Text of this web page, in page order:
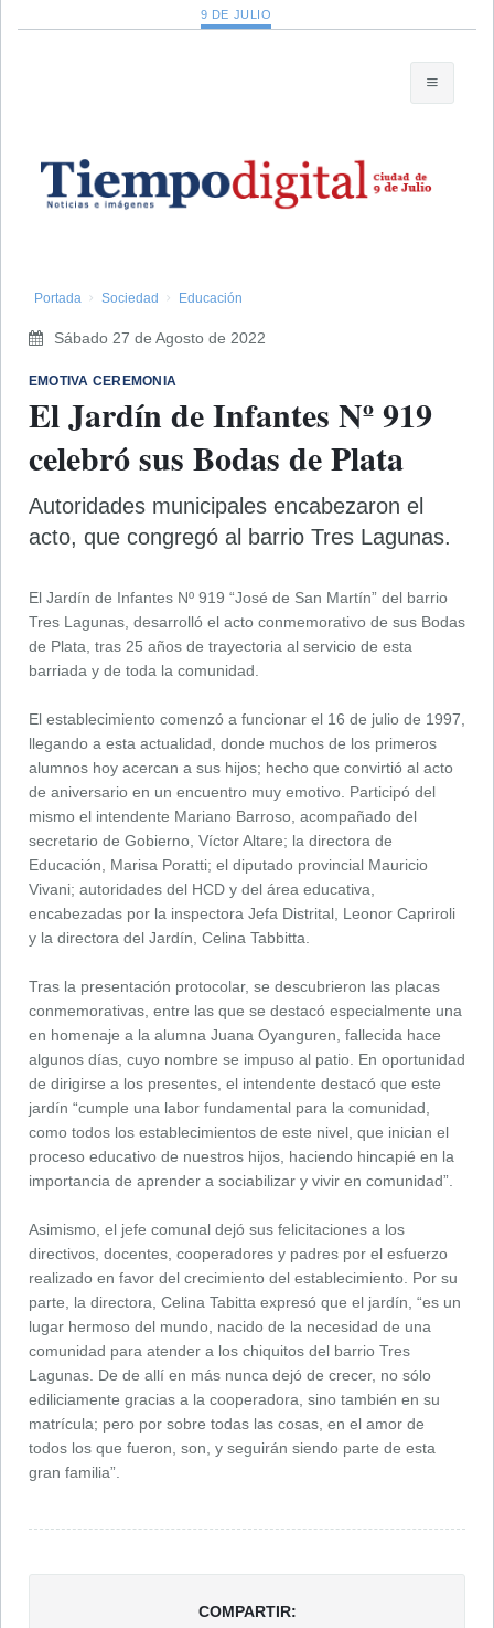
9 DE JULIO
Portada Sociedad Educación
Sábado 27 de Agosto de 2022
EMOTIVA CEREMONIA
El Jardín de Infantes Nº 919
celebró sus Bodas de Plata
Autoridades municipales encabezaron el
acto, que congregó al barrio Tres Lagunas.
El Jardín de Infantes Nº 919 “José de San Martín” del barrio
Tres Lagunas, desarrolló el acto conmemorativo de sus Bodas
de Plata, tras 25 años de trayectoria al servicio de esta
barriada y de toda la comunidad.
El establecimiento comenzó a funcionar el 16 de julio de 1997,
llegando a esta actualidad, donde muchos de los primeros
alumnos hoy acercan a sus hijos; hecho que convirtió al acto
de aniversario en un encuentro muy emotivo. Participó del
mismo el intendente Mariano Barroso, acompañado del
secretario de Gobierno, Víctor Altare; la directora de
Educación, Marisa Poratti; el diputado provincial Mauricio
Vivani; autoridades del HCD y del área educativa,
encabezadas por la inspectora Jefa Distrital, Leonor Capriroli
y la directora del Jardín, Celina Tabbitta.
Tras la presentación protocolar, se descubrieron las placas
conmemorativas, entre las que se destacó especialmente una
en homenaje a la alumna Juana Oyanguren, fallecida hace
algunos días, cuyo nombre se impuso al patio. En oportunidad
de dirigirse a los presentes, el intendente destacó que este
jardín “cumple una labor fundamental para la comunidad,
como todos los establecimientos de este nivel, que inician el
proceso educativo de nuestros hijos, haciendo hincapié en la
importancia de aprender a sociabilizar y vivir en comunidad”.
Asimismo, el jefe comunal dejó sus felicitaciones a los
directivos, docentes, cooperadores y padres por el esfuerzo
realizado en favor del crecimiento del establecimiento. Por su
parte, la directora, Celina Tabitta expresó que el jardín, “es un
lugar hermoso del mundo, nacido de la necesidad de una
comunidad para atender a los chiquitos del barrio Tres
Lagunas. De de allí en más nunca dejó de crecer, no sólo
ediliciamente gracias a la cooperadora, sino también en su
matrícula; pero por sobre todas las cosas, en el amor de
todos los que fueron, son, y seguirán siendo parte de esta
gran familia”.
COMPARTIR: